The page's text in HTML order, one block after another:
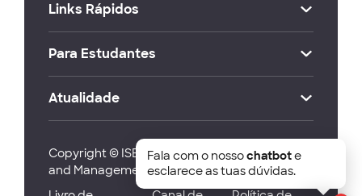
Links Rápidos
Para Estudantes
Atualidade
Copyright © ISEG Lisbon School of Economics
and Management 2026
Fala com o nossochatbote
esclarece as tuas dúvidas.